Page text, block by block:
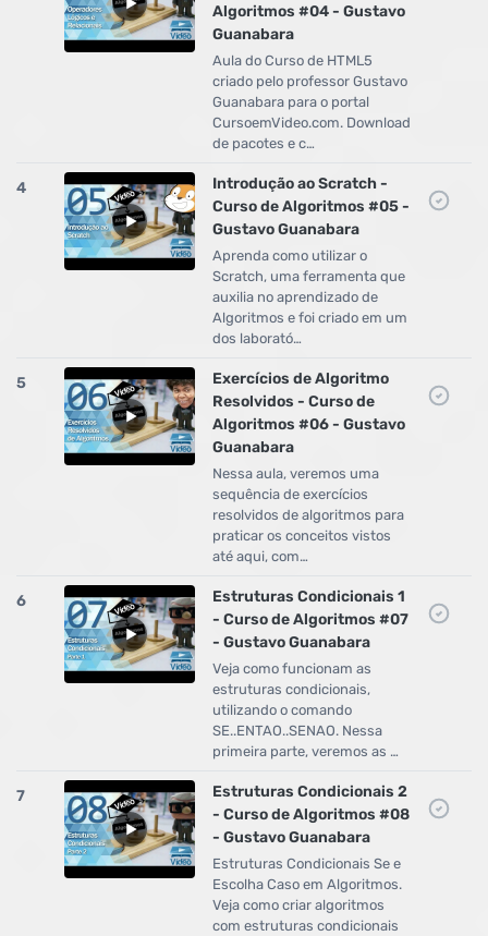
Algoritmos #04 - Gustavo
Guanabara
Aula do Curso de HTML5
criado pelo professor Gustavo
Guanabara para o portal
CursoemVideo.com. Download
de pacotes e c…
4
Introdução ao Scratch -
Curso de Algoritmos #05 -
Gustavo Guanabara
Aprenda como utilizar o
Scratch, uma ferramenta que
auxilia no aprendizado de
Algoritmos e foi criado em um
dos laborató…
5
Exercícios de Algoritmo
Resolvidos - Curso de
Algoritmos #06 - Gustavo
Guanabara
Nessa aula, veremos uma
sequência de exercícios
resolvidos de algoritmos para
praticar os conceitos vistos
até aqui, com…
6
Estruturas Condicionais 1
- Curso de Algoritmos #07
- Gustavo Guanabara
Veja como funcionam as
estruturas condicionais,
utilizando o comando
SE..ENTAO..SENAO. Nessa
primeira parte, veremos as …
7
Estruturas Condicionais 2
- Curso de Algoritmos #08
- Gustavo Guanabara
Estruturas Condicionais Se e
Escolha Caso em Algoritmos.
Veja como criar algoritmos
com estruturas condicionais